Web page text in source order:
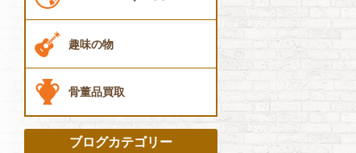
趣味の物
骨董品買取
ブログカテゴリー